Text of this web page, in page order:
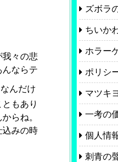
々の悲
ならテ
んだけ
もあり
らね。
みの時
ズボラ
ちいか
ホラー
ポリシ
マツキ
一考の
個人情
刺青の